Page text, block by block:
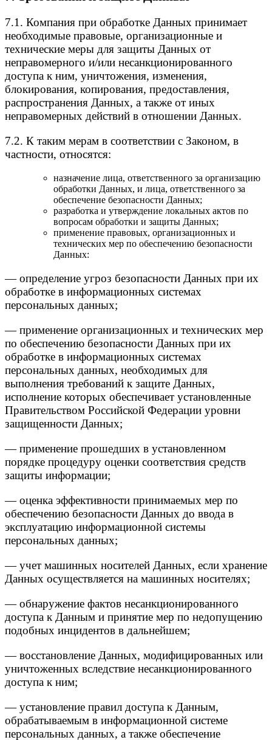
7.1. Компания при обработке Данных принимает
необходимые правовые, организационные и
технические меры для защиты Данных от
неправомерного и/или несанкционированного
доступа к ним, уничтожения, изменения,
блокирования, копирования, предоставления,
распространения Данных, а также от иных
неправомерных действий в отношении Данных.
7.2. К таким мерам в соответствии с Законом, в
частности, относятся:
назначение лица, ответственного за организацию
обработки Данных, и лица, ответственного за
обеспечение безопасности Данных;
разработка и утверждение локальных актов по
вопросам обработки и защиты Данных;
применение правовых, организационных и
технических мер по обеспечению безопасности
Данных:
— определение угроз безопасности Данных при их
обработке в информационных системах
персональных данных;
— применение организационных и технических мер
по обеспечению безопасности Данных при их
обработке в информационных системах
персональных данных, необходимых для
выполнения требований к защите Данных,
исполнение которых обеспечивает установленные
Правительством Российской Федерации уровни
защищенности Данных;
— применение прошедших в установленном
порядке процедуру оценки соответствия средств
защиты информации;
— оценка эффективности принимаемых мер по
обеспечению безопасности Данных до ввода в
эксплуатацию информационной системы
персональных данных;
— учет машинных носителей Данных, если хранение
Данных осуществляется на машинных носителях;
— обнаружение фактов несанкционированного
доступа к Данным и принятие мер по недопущению
подобных инцидентов в дальнейшем;
— восстановление Данных, модифицированных или
уничтоженных вследствие несанкционированного
доступа к ним;
— установление правил доступа к Данным,
обрабатываемым в информационной системе
персональных данных, а также обеспечение